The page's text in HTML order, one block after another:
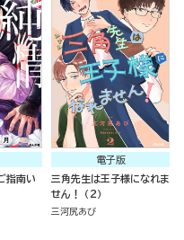
指南い
電子版
三角先生は王子様になれま
せん！ （2）
三河尻あび